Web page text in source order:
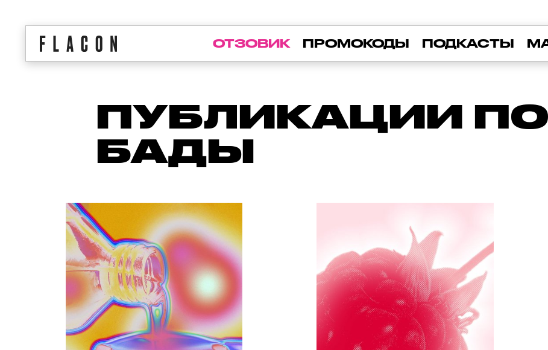
ОТЗОВИК ПРОМОКОДЫ ПОДКАСТЫ
ПУБЛИКАЦИИ ПО
БАДЫ